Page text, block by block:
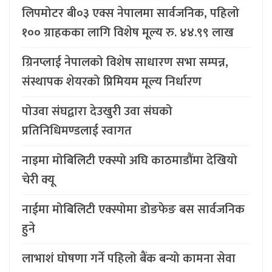
लिपमोटर बी०३ एक्स नेपालमा सार्वजनिक, पहिलो
१०० ग्राहकका लागि विशेष मूल्य रु. ४४.९९ लाख
ग्रिनप्लाई नेपालको विशेष साधारण सभा सम्पन्न,
संस्थापक शेयरको प्रिमियम मूल्य निर्धारण
पोउवा संघद्वारा देउखुरी उवा संघको
प्रतिनिधिमण्डलाई स्वागत
नाइमा मोबिलिटी एक्स्पो अघि काठमाडौंमा देखियो
चेरी क्यू
नाईमा मोबिलिटी एक्स्पोमा डोङफेङ बस सार्वजनिक
हुने
लाभाशं घोषणा गर्ने पहिलो बैंक बन्यो कामना सेवा